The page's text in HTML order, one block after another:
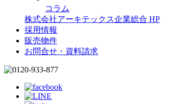
コラム
株式会社アーキテックス企業総合 HP
採用情報
販売物件
お問合せ・資料請求